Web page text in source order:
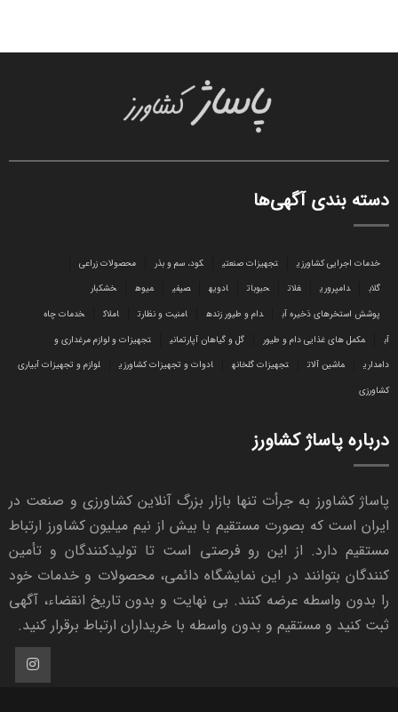
دسته بندی آگهی‌ها
خدمات اجرایی کشاورزی تجهیزات صنعتی کود، سم و بذر
محصولات زراعی
گلاب
دامپروری غلات حبوبات ادویه صیفی میوه
خشکبار
پوشش استخرهای ذخیره آب
دام و طیور زنده امنیت و نظارت املاک
خدمات چاه
آب
مکمل های غذایی دام و طیور گل و گیاهان آپارتمانی
تجهیزات و لوازم مرغداری و
دامداری
ماشین آلات تجهیزات گلخانه ادوات و تجهیزات کشاورزی
لوازم و تجهیزات آبیاری
کشاورزی
درباره پاساژ کشاورز
پاساژ کشاورز به جرأت تنها بازار بزرگ آنلاین کشاورزی و صنعت در
ایران است که بصورت مستقیم با بیش از نیم میلیون کشاورز ارتباط
مستقیم دارد. از این رو فرصتی است تا تولیدکنندگان و تأمین
کنندگان بتوانند در این نمایشگاه دائمی، محصولات و خدمات خود
را بدون واسطه عرضه کنند. بی نهایت و بدون تاریخ انقضاء، آگهی
ثبت کنید و مستقیم و بدون واسطه با خریداران ارتباط برقرار کنید.